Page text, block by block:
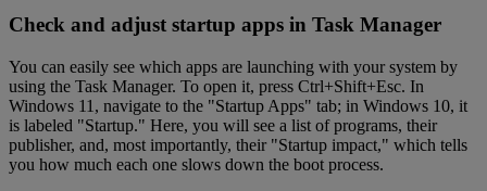
Check and adjust startup apps in Task Manager
You can easily see which apps are launching with your system by
using the Task Manager. To open it, press Ctrl+Shift+Esc. In
Windows 11, navigate to the "Startup Apps" tab; in Windows 10, it
is labeled "Startup." Here, you will see a list of programs, their
publisher, and, most importantly, their "Startup impact," which tells
you how much each one slows down the boot process.